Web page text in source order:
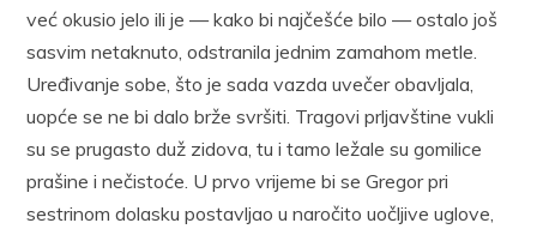
već okusio jelo ili je — kako bi najčešće bilo — ostalo još
sasvim netaknuto, odstranila jednim zamahom metle.
Uređivanje sobe, što je sada vazda uvečer obavljala,
uopće se ne bi dalo brže svršiti. Tragovi prljavštine vukli
su se prugasto duž zidova, tu i tamo ležale su gomilice
prašine i nečistoće. U prvo vrijeme bi se Gregor pri
sestrinom dolasku postavljao u naročito uočljive uglove,